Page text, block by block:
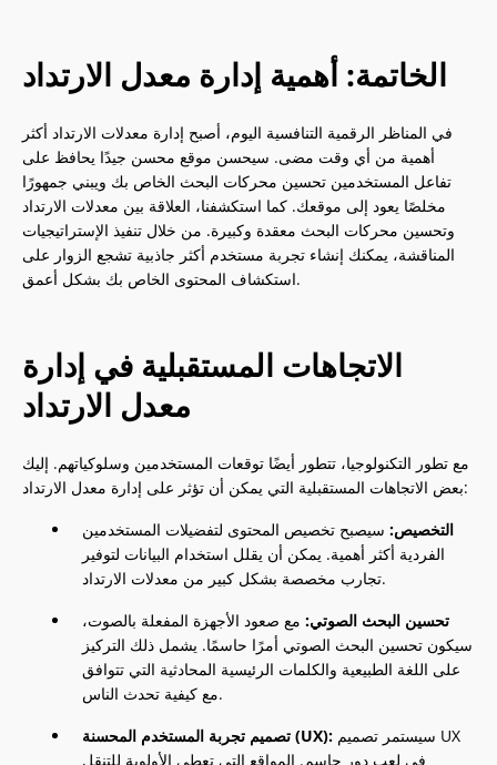
الخاتمة: أهمية إدارة معدل الارتداد
في المناظر الرقمية التنافسية اليوم، أصبح إدارة معدلات الارتداد أكثر
أهمية من أي وقت مضى. سيحسن موقع محسن جيدًا يحافظ على
تفاعل المستخدمين تحسين محركات البحث الخاص بك ويبني جمهورًا
مخلصًا يعود إلى موقعك. كما استكشفنا، العلاقة بين معدلات الارتداد
وتحسين محركات البحث معقدة وكبيرة. من خلال تنفيذ الإستراتيجيات
المناقشة، يمكنك إنشاء تجربة مستخدم أكثر جاذبية تشجع الزوار على
استكشاف المحتوى الخاص بك بشكل أعمق.
الاتجاهات المستقبلية في إدارة
معدل الارتداد
مع تطور التكنولوجيا، تتطور أيضًا توقعات المستخدمين وسلوكياتهم. إليك
بعض الاتجاهات المستقبلية التي يمكن أن تؤثر على إدارة معدل الارتداد:
التخصيص: سيصبح تخصيص المحتوى لتفضيلات المستخدمين
الفردية أكثر أهمية. يمكن أن يقلل استخدام البيانات لتوفير
تجارب مخصصة بشكل كبير من معدلات الارتداد.
تحسين البحث الصوتي: مع صعود الأجهزة المفعلة بالصوت،
سيكون تحسين البحث الصوتي أمرًا حاسمًا. يشمل ذلك التركيز
على اللغة الطبيعية والكلمات الرئيسية المحادثية التي تتوافق
مع كيفية تحدث الناس.
تصميم تجربة المستخدم المحسنة (UX):
في لعب دور حاسم. المواقع التي تعطي الأولوية للتنقل